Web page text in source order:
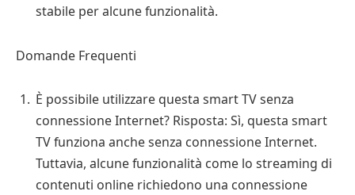
stabile per alcune funzionalità.
Domande Frequenti
È possibile utilizzare questa smart TV senza
connessione Internet? Risposta: Sì, questa smart
TV funziona anche senza connessione Internet.
Tuttavia, alcune funzionalità come lo streaming di
contenuti online richiedono una connessione